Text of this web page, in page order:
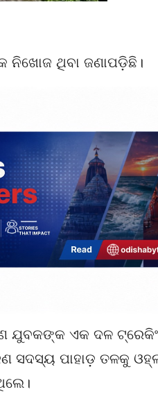
ନିଖୋଜ ଥିବା ଜଣାପଡ଼ିଛି।
ଯୁବକଙ୍କ ଏକ ଦଳ
ସଦସ୍ୟ ପାହାଡ଼ ତଳକୁ